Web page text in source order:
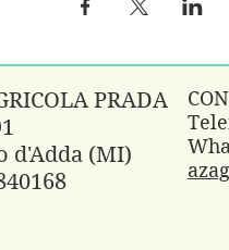
PRADA
d'Adda (MI)